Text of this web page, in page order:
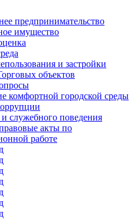
предпринимательство
имущество
и застройки
объектов
комфортной городской среды
служебного поведения
акты по
работе